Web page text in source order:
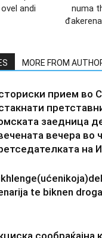
andi
numa
MORE FROM
прием во
заедница
вечера во
на
te biknen
сообраќајна